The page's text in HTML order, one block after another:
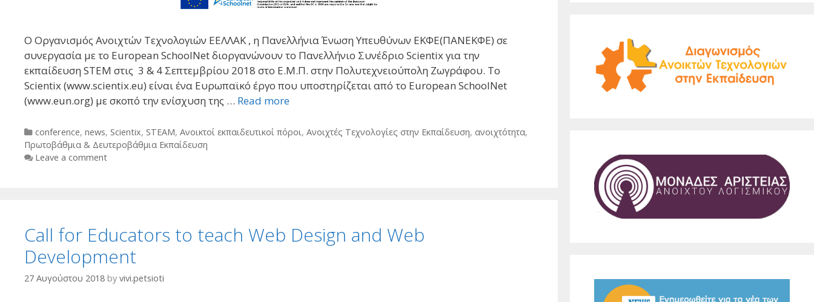
Ο Οργανισμός Ανοιχτών Τεχνολογιών ΕΕΛΛΑΚ , η Πανελλήνια Ένωση Υπευθύνων ΕΚΦΕ(ΠΑΝΕΚΦΕ) σε
συνεργασία με το European SchoolNet διοργανώνουν το Πανελλήνιο Συνέδριο Scientix για την
εκπαίδευση STEM στις 3 & 4 Σεπτεμβρίου 2018 στο Ε.Μ.Π. στην Πολυτεχνειούπολη Ζωγράφου. Το
Scientix (www.scientix.eu) είναι ένα Ευρωπαϊκό έργο που υποστηρίζεται από το European SchoolNet
(www.eun.org) με σκοπό την ενίσχυση της … Read more
Categories
conference, news, Scientix, STEAM, Ανοικτοί εκπαιδευτικοί πόροι, Ανοιχτές Τεχνολογίες στην Εκπαίδευση, ανοιχτότητα,
Πρωτοβάθμια & Δευτεροβάθμια Εκπαίδευση
Leave a comment
Call for Educators to teach Web Design and Web
Development
27 Αυγούστου 2018 by vivi.petsioti